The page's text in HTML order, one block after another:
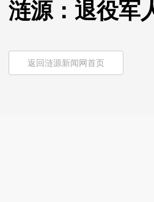
涟源：退役军
返回涟源新闻网首页